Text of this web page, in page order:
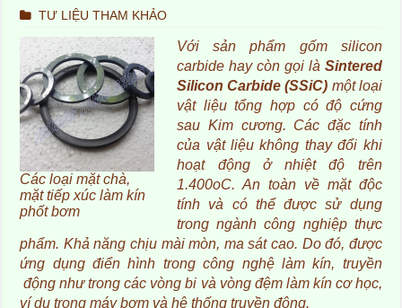
TƯ LIỆU THAM KHẢO
Các loại mặt chà,
mặt tiếp xúc làm kín
phốt bơm
Với sản phẩm gốm silicon
carbide hay còn gọi là Sintered
Silicon Carbide (SSiC) một loại
vật liệu tổng hợp có độ cứng
sau Kim cương. Các đặc tính
của vật liệu không thay đổi khi
hoạt động ở nhiệt độ trên
1.400oC. An toàn về mặt độc
tính và có thể được sử dụng
trong ngành công nghiệp thực
phẩm. Khả năng chịu mài mòn, ma sát cao. Do đó, được
ứng dụng điển hình trong công nghệ làm kín, truyền
động như trong các vòng bi và vòng đệm làm kín cơ học,
ví dụ trong máy bơm và hệ thống truyền động.